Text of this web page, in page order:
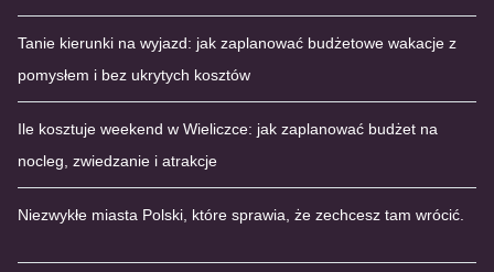
Tanie kierunki na wyjazd: jak zaplanować budżetowe wakacje z
pomysłem i bez ukrytych kosztów
Ile kosztuje weekend w Wieliczce: jak zaplanować budżet na
nocleg, zwiedzanie i atrakcje
Niezwykłe miasta Polski, które sprawia, że zechcesz tam wrócić.